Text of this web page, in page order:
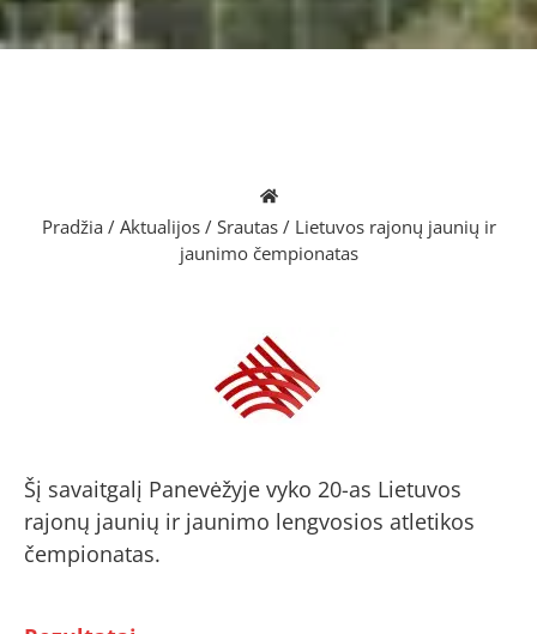
Pradžia / Aktualijos/ Srautas/ Lietuvos rajonų jaunių ir
jaunimo čempionatas
Šį savaitgalį Panevėžyje vyko 20-as Lietuvos
rajonų jaunių ir jaunimo lengvosios atletikos
čempionatas.